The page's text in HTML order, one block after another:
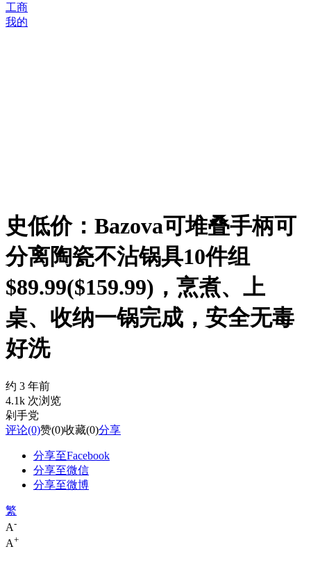
工商
我的
史低价：Bazova可堆叠手柄可
分离陶瓷不沾锅具10件组
$89.99($159.99)，烹煮、上
桌、收纳一锅完成，安全无毒
好洗
约 3 年前
4.1k 次浏览
剁手党
评论(0)赞(0)收藏(0)分享
分享至Facebook
分享至微信
分享至微博
繁
A-
A+